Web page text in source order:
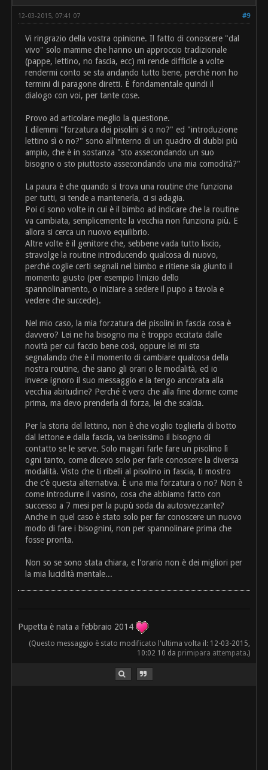
#9
12-03-2015, 07:41 07
Vi ringrazio della vostra opinione. Il fatto di conoscere "dal
vivo" solo mamme che hanno un approccio tradizionale
(pappe, lettino, no fascia, ecc) mi rende difficile a volte
rendermi conto se sta andando tutto bene, perché non ho
termini di paragone diretti. È fondamentale quindi il
dialogo con voi, per tante cose.
Provo ad articolare meglio la questione.
I dilemmi "forzatura dei pisolini sì o no?" ed "introduzione
lettino sì o no?" sono all'interno di un quadro di dubbi più
ampio, che è in sostanza "sto assecondando un suo
bisogno o sto piuttosto assecondando una mia comodità?"
La paura è che quando si trova una routine che funziona
per tutti, si tende a mantenerla, ci si adagia.
Poi ci sono volte in cui è il bimbo ad indicare che la routine
va cambiata, semplicemente la vecchia non funziona più. E
allora si cerca un nuovo equilibrio.
Altre volte è il genitore che, sebbene vada tutto liscio,
stravolge la routine introducendo qualcosa di nuovo,
perché coglie certi segnali nel bimbo e ritiene sia giunto il
momento giusto (per esempio l'inizio dello
spannolinamento, o iniziare a sedere il pupo a tavola e
vedere che succede).
Nel mio caso, la mia forzatura dei pisolini in fascia cosa è
davvero? Lei ne ha bisogno ma è troppo eccitata dalle
novità per cui faccio bene così, oppure lei mi sta
segnalando che è il momento di cambiare qualcosa della
nostra routine, che siano gli orari o le modalità, ed io
invece ignoro il suo messaggio e la tengo ancorata alla
vecchia abitudine? Perché è vero che alla fine dorme come
prima, ma devo prenderla di forza, lei che scalcia.
Per la storia del lettino, non è che voglio toglierla di botto
dal lettone e dalla fascia, va benissimo il bisogno di
contatto se le serve. Solo magari farle fare un pisolino lì
ogni tanto, come dicevo solo per farle conoscere la diversa
modalità. Visto che ti ribelli al pisolino in fascia, ti mostro
che c'è questa alternativa. È una mia forzatura o no? Non è
come introdurre il vasino, cosa che abbiamo fatto con
successo a 7 mesi per la pupù soda da autosvezzante?
Anche in quel caso è stato solo per far conoscere un nuovo
modo di fare i bisognini, non per spannolinare prima che
fosse pronta.
Non so se sono stata chiara, e l'orario non è dei migliori per
la mia lucidità mentale...
Pupetta è nata a febbraio 2014
(Questo messaggio è stato modificato l'ultima volta il: 12-03-2015,
10:02 10 da primipara attempata.)